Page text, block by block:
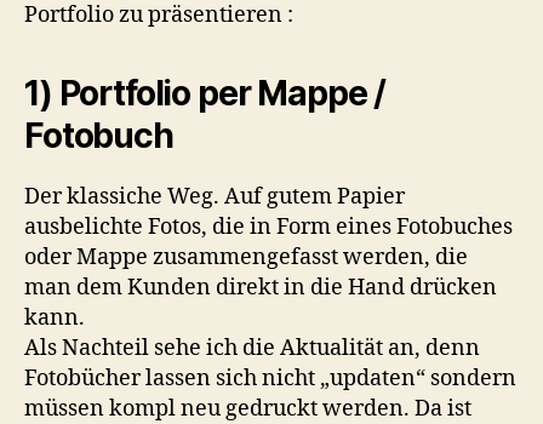
Portfolio zu präsentieren :
1) Portfolio per Mappe /
Fotobuch
Der klassiche Weg. Auf gutem Papier
ausbelichte Fotos, die in Form eines Fotobuches
oder Mappe zusammengefasst werden, die
man dem Kunden direkt in die Hand drücken
kann.
Als Nachteil sehe ich die Aktualität an, denn
Fotobücher lassen sich nicht „updaten“ sondern
müssen kompl neu gedruckt werden. Da ist